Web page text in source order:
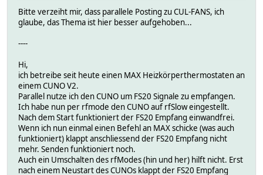
Bitte verzeiht mir, dass parallele Posting zu CUL-FANS, ich
glaube, das Thema ist hier besser aufgehoben...
----
Hi,
ich betreibe seit heute einen MAX Heizkörperthermostaten an
einem CUNO V2.
Parallel nutze ich den CUNO um FS20 Signale zu empfangen.
Ich habe nun per rfmode den CUNO auf rfSlow eingestellt.
Nach dem Start funktioniert der FS20 Empfang einwandfrei.
Wenn ich nun einmal einen Befehl an MAX schicke (was auch
funktioniert) klappt anschliessend der FS20 Empfang nicht
mehr. Senden funktioniert noch.
Auch ein Umschalten des rfModes (hin und her) hilft nicht. Erst
nach einem Neustart des CUNOs klappt der FS20 Empfang